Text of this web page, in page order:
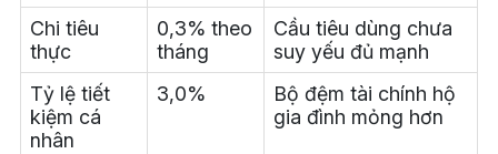
Chi tiêu
thực
0,3% theo
tháng
Cầu tiêu dùng chưa
suy yếu đủ mạnh
Tỷ lệ tiết
kiệm cá
nhân
3,0%
Bộ đệm tài chính hộ
gia đình mỏng hơn